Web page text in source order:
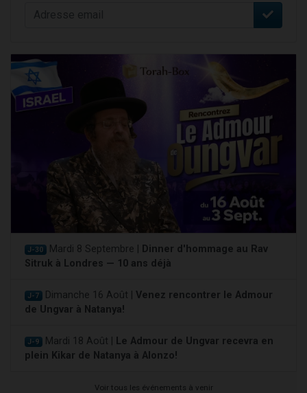
J-30 Mardi 8 Septembre |
Dinner d'hommage au Rav
Sitruk à Londres — 10 ans déjà
J-7 Dimanche 16 Août | Venez rencontrer le Admour
de Ungvar à Natanya!
J-9 Mardi 18 Août |
Le Admour de Ungvar recevra en
plein Kikar de Natanya à Alonzo!
Voir tous les événements à venir